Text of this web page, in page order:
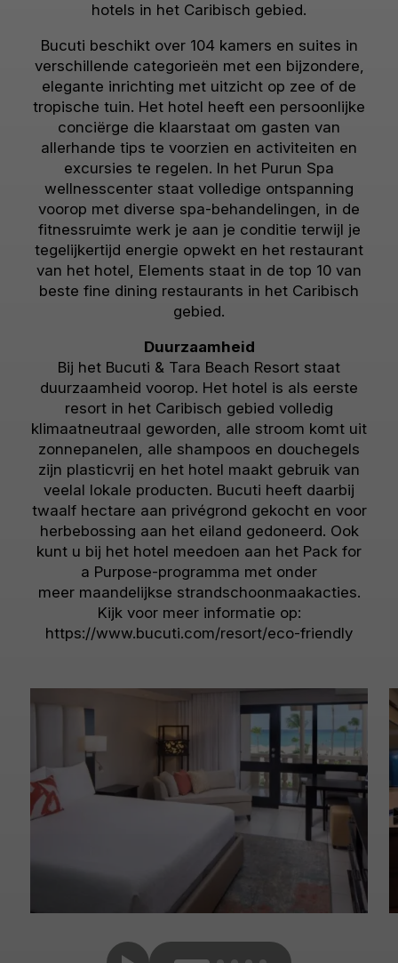
hotels in het Caribisch gebied.
Bucuti beschikt over 104 kamers en suites in
verschillende categorieën met een bijzondere,
elegante inrichting met uitzicht op zee of de
tropische tuin. Het hotel heeft een persoonlijke
conciërge die klaarstaat om gasten van
allerhande tips te voorzien en activiteiten en
excursies te regelen. In het Purun Spa
wellnesscenter staat volledige ontspanning
voorop met diverse spa-behandelingen, in de
fitnessruimte werk je aan je conditie terwijl je
tegelijkertijd energie opwekt en het restaurant
van het hotel, Elements staat in de top 10 van
beste fine dining restaurants in het Caribisch
gebied.
Duurzaamheid
Bij het Bucuti & Tara Beach Resort staat
duurzaamheid voorop. Het hotel is als eerste
resort in het Caribisch gebied volledig
klimaatneutraal geworden, alle stroom komt uit
zonnepanelen, alle shampoos en douchegels
zijn plasticvrij en het hotel maakt gebruik van
veelal lokale producten. Bucuti heeft daarbij
twaalf hectare aan privégrond gekocht en voor
herbebossing aan het eiland gedoneerd. Ook
kunt u bij het hotel meedoen aan het Pack for
a Purpose-programma met onder
meer maandelijkse strandschoonmaakacties.
Kijk voor meer informatie op:
https://www.bucuti.com/resort/eco-friendly